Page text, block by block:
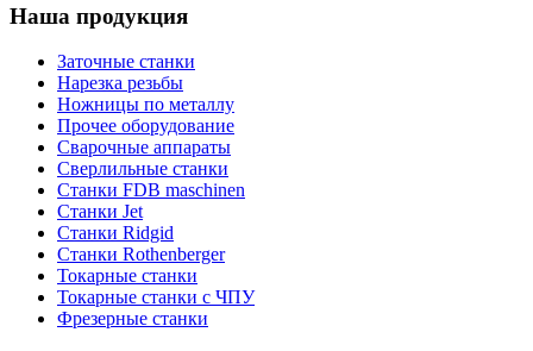
Наша продукция
Заточные станки
Нарезка резьбы
Ножницы по металлу
Прочее оборудование
Сварочные аппараты
Сверлильные станки
Станки FDB maschinen
Станки Jet
Станки Ridgid
Станки Rothenberger
Токарные станки
Токарные станки с ЧПУ
Фрезерные станки